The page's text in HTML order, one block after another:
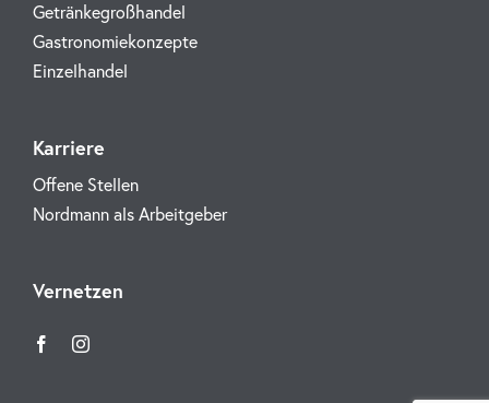
Getränkegroßhandel
Gastronomiekonzepte
Einzelhandel
Karriere
Offene Stellen
Nordmann als Arbeitgeber
Vernetzen